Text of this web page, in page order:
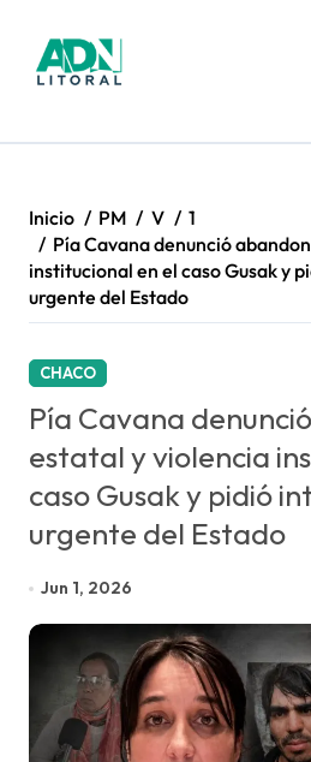
contenido
Inicio PM V
1
Pía Cavana denunció
institucional en el caso Gusak y
urgente del Estado
CHACO
Pía Cavana
estatal y violencia
caso Gusak y pidió
urgente del Estado
Jun 1, 2026